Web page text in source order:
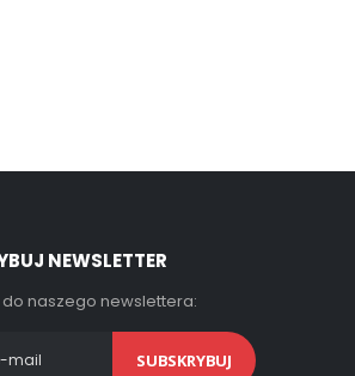
NEWSLETTER
do naszego newslettera:
SUBSKRYBUJ